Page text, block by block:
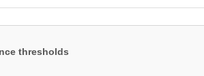
thresholds